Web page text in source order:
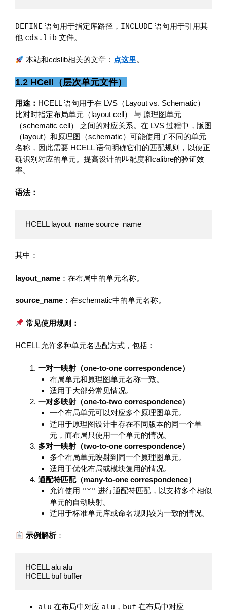
DEFINE 语句用于指定库路径， INCLUDE 语句用于引用其
他 cds.lib 文件。
本站和cdslib相关的文章： 点这里。
1.2 HCell（层次单元文件）
用途： HCELL 语句用于在 LVS（Layout vs. Schematic）
比对时指定布局单元（layout cell） 与 原理图单元
（schematic cell） 之间的对应关系。在 LVS 过程中，版图
（layout）和原理图（schematic）可能使用了不同的单元
名称，因此需要 HCELL 语句明确它们的匹配规则，以便正
确识别对应的单元。提高设计的匹配度和calibre的验证效
率。
语法：
HCELL layout_name source_name
其中：
layout_name ：在布局中的单元名称。
source_name ：在schematic中的单元名称。
常见使用规则：
HCELL 允许多种单元名匹配方式，包括：
一对一映射（one-to-one correspondence）
布局单元和原理图单元名称一致。
适用于大部分常见情况。
一对多映射（one-to-two correspondence）
一个布局单元可以对应多个原理图单元。
适用于原理图设计中存在不同版本的同一个单
元，而布局只使用一个单元的情况。
多对一映射（two-to-one correspondence）
多个布局单元映射到同一个原理图单元。
适用于优化布局或模块复用的情况。
通配符匹配（many-to-one correspondence）
允许使用 "*" 进行通配符匹配，以支持多个相似
单元的自动映射。
适用于标准单元库或命名规则较为一致的情况。
示例解析：
HCELL alu alu
HCELL buf buffer
alu 在布局中对应 alu ， buf 在布局中对应